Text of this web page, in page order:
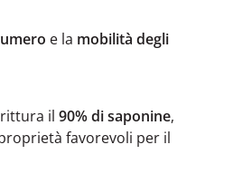
e la mobilità degli
il 90% di saponine,
favorevoli per il